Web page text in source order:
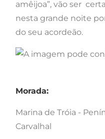
amêijoa”, vão ser
nesta grande noite
do seu acordeão.
Morada:
Marina de Tróia -
Carvalhal